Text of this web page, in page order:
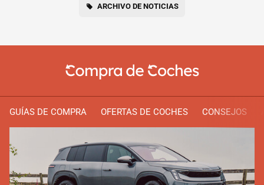
ARCHIVO DE NOTICIAS
GUÍAS DE COMPRA OFERTAS DE COCHES CONSEJOS